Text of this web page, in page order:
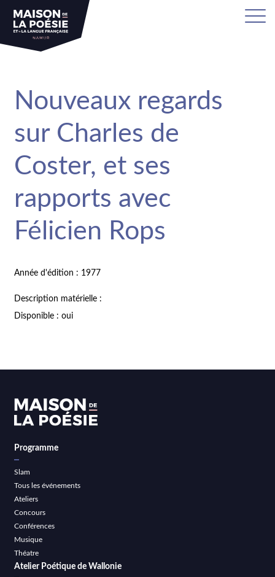
Nouveaux regards
sur Charles de
Coster, et ses
rapports avec
Félicien Rops
Année d'édition : 1977
Description matérielle :
Disponible : oui
Programme
Slam
Tous les événements
Ateliers
Concours
Conférences
Musique
Théatre
Atelier Poétique de Wallonie